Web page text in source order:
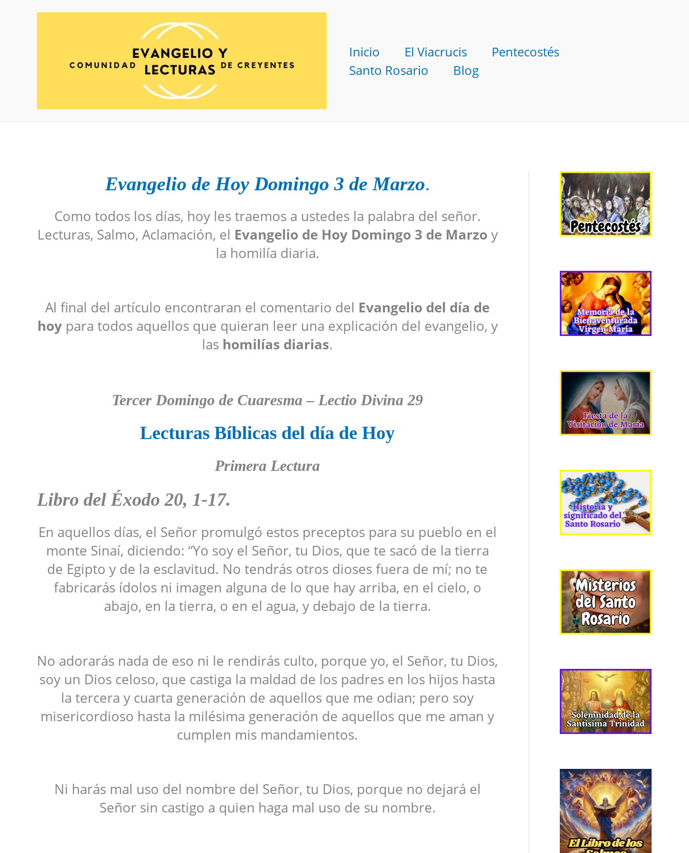
Inicio El Viacrucis
Pentecostés
Santo Rosario
Blog
Evangelio de Hoy Domingo 3 de Marzo.
Como todos los días, hoy les traemos a ustedes la palabra del señor.
Lecturas, Salmo, Aclamación, el Evangelio de Hoy Domingo 3 de Marzo y
la homilía diaria.
Al final del artículo encontraran el comentario del Evangelio del día de
hoypara todos aquellos que quieran leer una explicación del evangelio, y
las homilías diarias.
Tercer Domingo de Cuaresma – Lectio Divina 29
Lecturas Bíblicas del día de Hoy
Primera Lectura
Libro del Éxodo 20, 1-17.
En aquellos días, el Señor promulgó estos preceptos para su pueblo en el
monte Sinaí, diciendo: “Yo soy el Señor, tu Dios, que te sacó de la tierra
de Egipto y de la esclavitud. No tendrás otros dioses fuera de mí; no te
fabricarás ídolos ni imagen alguna de lo que hay arriba, en el cielo, o
abajo, en la tierra, o en el agua, y debajo de la tierra.
No adorarás nada de eso ni le rendirás culto, porque yo, el Señor, tu Dios,
soy un Dios celoso, que castiga la maldad de los padres en los hijos hasta
la tercera y cuarta generación de aquellos que me odian; pero soy
misericordioso hasta la milésima generación de aquellos que me aman y
cumplen mis mandamientos.
Ni harás mal uso del nombre del Señor, tu Dios, porque no dejará el
Señor sin castigo a quien haga mal uso de su nombre.